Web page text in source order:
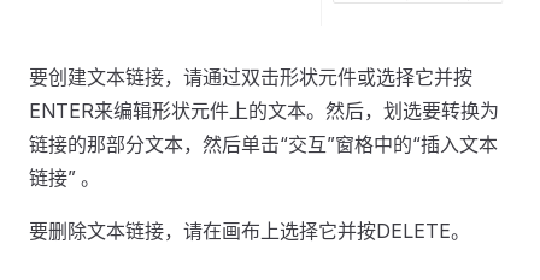
要创建文本链接，请通过双击形状元件或选择它并按
ENTER来编辑形状元件上的文本。然后，划选要转换为
链接的那部分文本，然后单击“交互”窗格中的“插入文本
链接” 。
要删除文本链接，请在画布上选择它并按DELETE。